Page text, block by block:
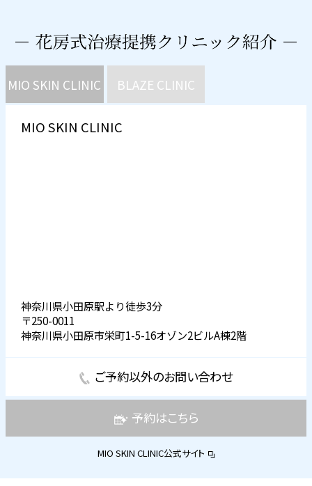
MIO SKIN CLINIC BLAZE CLINIC
MIO SKIN CLINIC
神奈川県小田原駅より徒歩3分
〒250-0011
神奈川県小田原市栄町1-5-16オゾン2ビルA棟2階
ご予約以外のお問い合わせ
予約はこちら
MIO SKIN CLINIC公式サイト